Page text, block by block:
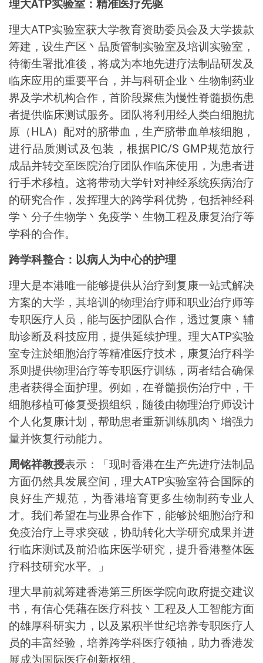
理大ATP实验室：精准医疗先驱
理大ATP实验室获大学教育资助委员会及大学拨款
筹建，设生产区丶品质管制实验室及培训实验室，
待衞生署批准後，将成为本地先进疗法制品研发及
临床应用的重要平台，并与科研企业丶生物制药业
界及学术机构合作，首阶段聚焦为慢性脊髓损伤患
者提供临床测试服务。团队将利用经人类白细胞抗
原（HLA）配对的脐带血，生产脐带血单核细胞，
进行品质测试及包装，根据PIC/S GMP规范放行
成品并转交至医院治疗团队作临床使用，为患者进
行手术移植。这将带动大学针对神经系统疾病治疗
的研究合作，发挥理大的跨学科优势，包括神经科
学丶分子生物学丶免疫学丶生物工程及康复治疗等
学科的合作。
跨学科整合：以病人为中心的护理
理大是本港唯一能够提供从治疗到复康一站式解决
方案的大学，其培训的物理治疗师和职业治疗师等
专职医疗人员，能与医护团队合作，透过复康丶辅
助诊断及科技应用，提供延续护理。理大ATP实验
室专注於细胞治疗等精准医疗技术，康复治疗科学
系则提供物理治疗等专职医疗训练，两者结合确保
患者获得全面护理。例如，在脊髓损伤治疗中，干
细胞移植可修复受损组织，随後由物理治疗师设计
个人化复康计划，帮助患者重新训练肌肉丶增强力
量并恢复行动能力。
周铭祥教授表示：「现时香港在生产先进疗法制品
方面仍然具发展空间，理大ATP实验室符合国际的
良好生产规范，为香港培育更多生物制药专业人
才。我们希望在与业界合作下，能够於细胞治疗和
免疫治疗上寻求突破，协助转化大学研究成果并进
行临床测试及前沿临床医学研究，提升香港整体医
疗科技研究水平。」
理大早前就筹建香港第三所医学院向政府提交建议
书，有信心凭藉在医疗科技丶工程及人工智能方面
的雄厚科研实力，以及累积半世纪培养专职医疗人
员的丰富经验，培养跨学科医疗领袖，助力香港发
展成为国际医疗创新枢纽。